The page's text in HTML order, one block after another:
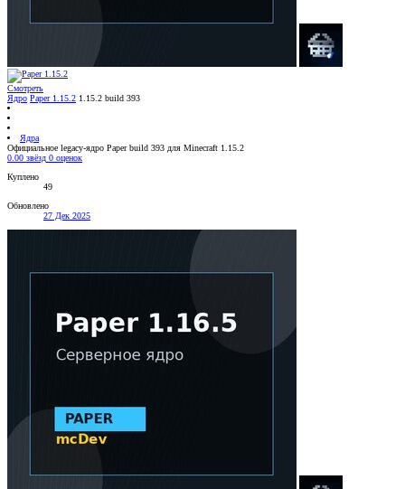
Смотреть
Ядро Paper 1.15.2 1.15.2 build 393
Ядра
Официальное legacy-ядро Paper build 393 для Minecraft 1.15.2
0.00 звёзд 0 оценок
Куплено
49
Обновлено
27 Дек 2025